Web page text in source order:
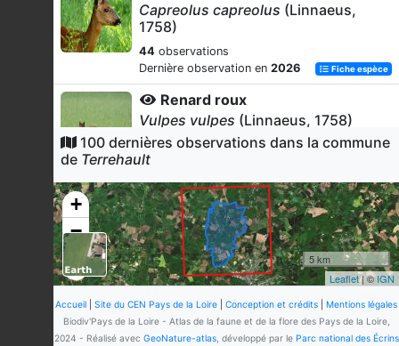
Capreolus capreolus (Linnaeus,
1758)
44 observations
Dernière observation en 2026 Fiche espèce
Renard roux
Vulpes vulpes (Linnaeus, 1758)
22observations
Dernière observation en
Vairon
Phoxinus phoxinus(Linnaeus, 1758)
6observations
Dernière observation en2020 Fiche espèce
Loche franche
Barbatula barbatula(Linnaeus, 1758)
6observations
100 dernières observations dans la commune
de Terrehault
+
−
5 km
Leaflet| ©IGN
Accueil Site du CEN Pays de la Loire Conception et crédits
Mentions légales
Biodiv'Pays de la Loire - Atlas de la faune et de la flore des Pays de la Loire,
2024 - Réalisé avec GeoNature-atlas, développé par le Parc national des Écrins